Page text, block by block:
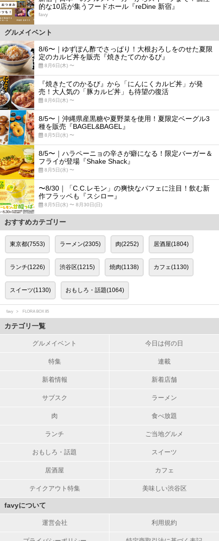
的な10店が集うフードホール『reDine 新宿』
favy
グルメイベント
8/6〜｜ゆずぽん酢でさっぱり！大根おろしをのせた夏限
定のカルビ丼を販売『焼きたてのかるび』
8月6日(木) 〜
『焼きたてのかるび』から「にんにくカルビ丼」が発
売！大人気の「豚カルビ丼」も待望の復活
8月6日(木) 〜
8/5〜｜沖縄県産黒糖や夏野菜を使用！夏限定ベーグル3
種を販売『BAGEL&BAGEL』
8月5日(水) 〜
8/5〜｜ハラペーニョの辛さが癖になる！限定バーガー＆
フライが登場『Shake Shack』
8月5日(水) 〜
〜8/30｜「C.C.レモン」の爽快なパフェに注目！飲む新
作フラッペも『スシロー』
8月5日(水) 〜 8月30日(日)
おすすめカテゴリー
東京都(7553) ラーメン(2305) 肉(2252) 居酒屋(1804)
ランチ(1226) 渋谷区(1215) 焼肉(1138) カフェ(1130)
スイーツ(1130) おもしろ・話題(1064)
favy FLORA BOX 85
カテゴリ一覧
グルメイベント 今日は何の日
特集 連載
新着情報 新着店舗
サブスク ラーメン
肉 食べ放題
ランチ ご当地グルメ
おもしろ・話題 スイーツ
居酒屋 カフェ
テイクアウト特集 美味しい渋谷区
favyについて
運営会社 利用規約